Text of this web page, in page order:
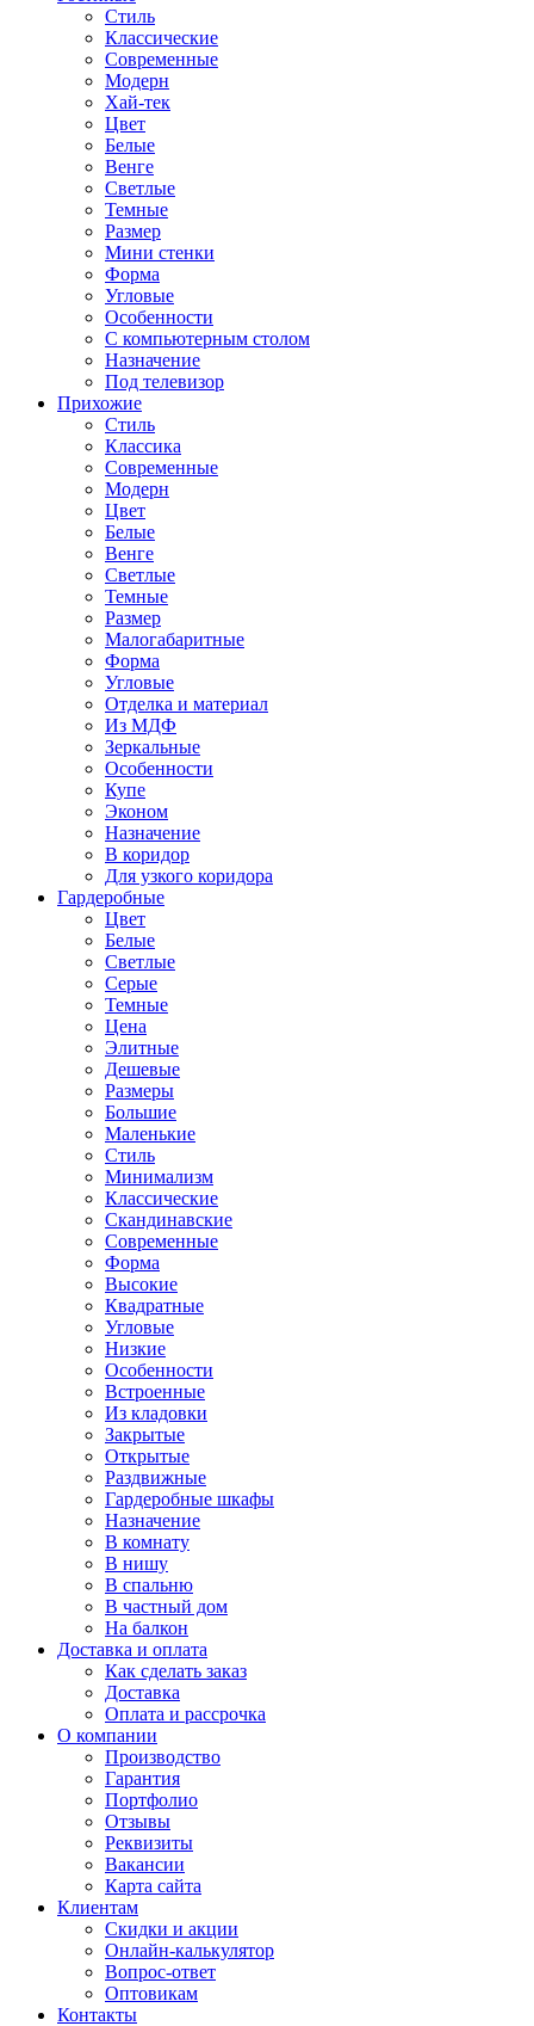
Стиль
Классические
Современные
Модерн
Хай-тек
Цвет
Белые
Венге
Светлые
Темные
Размер
Мини стенки
Форма
Угловые
Особенности
С компьютерным столом
Назначение
Под телевизор
Прихожие
Стиль
Классика
Современные
Модерн
Цвет
Белые
Венге
Светлые
Темные
Размер
Малогабаритные
Форма
Угловые
Отделка и материал
Из МДФ
Зеркальные
Особенности
Купе
Эконом
Назначение
В коридор
Для узкого коридора
Гардеробные
Цвет
Белые
Светлые
Серые
Темные
Цена
Элитные
Дешевые
Размеры
Большие
Маленькие
Стиль
Минимализм
Классические
Скандинавские
Современные
Форма
Высокие
Квадратные
Угловые
Низкие
Особенности
Встроенные
Из кладовки
Закрытые
Открытые
Раздвижные
Гардеробные шкафы
Назначение
В комнату
В нишу
В спальню
В частный дом
На балкон
Доставка и оплата
Как сделать заказ
Доставка
Оплата и рассрочка
О компании
Производство
Гарантия
Портфолио
Отзывы
Реквизиты
Вакансии
Карта сайта
Клиентам
Скидки и акции
Онлайн-калькулятор
Вопрос-ответ
Оптовикам
Контакты